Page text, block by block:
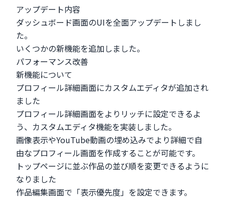
アップデート内容
ダッシュボード画面のUIを全面アップデートしまし
た。
いくつかの新機能を追加しました。
パフォーマンス改善
新機能について
プロフィール詳細画面にカスタムエディタが追加され
ました
プロフィール詳細画面をよりリッチに設定できるよ
う、カスタムエディタ機能を実装しました。
画像表示やYouTube動画の埋め込みでより詳細で自
由なプロフィール画面を作成することが可能です。
トップページに並ぶ作品の並び順を変更できるように
なりました
作品編集画面で「表示優先度」を設定できます。